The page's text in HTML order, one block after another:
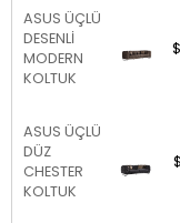
ASUS ÜÇLÜ
DESENLİ
MODERN
KOLTUK
ASUS ÜÇLÜ
DÜZ
CHESTER
KOLTUK